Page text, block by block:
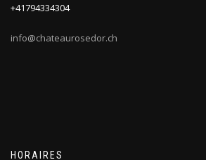
+41794334304
info@chateaurosedor.ch
HORAIRES